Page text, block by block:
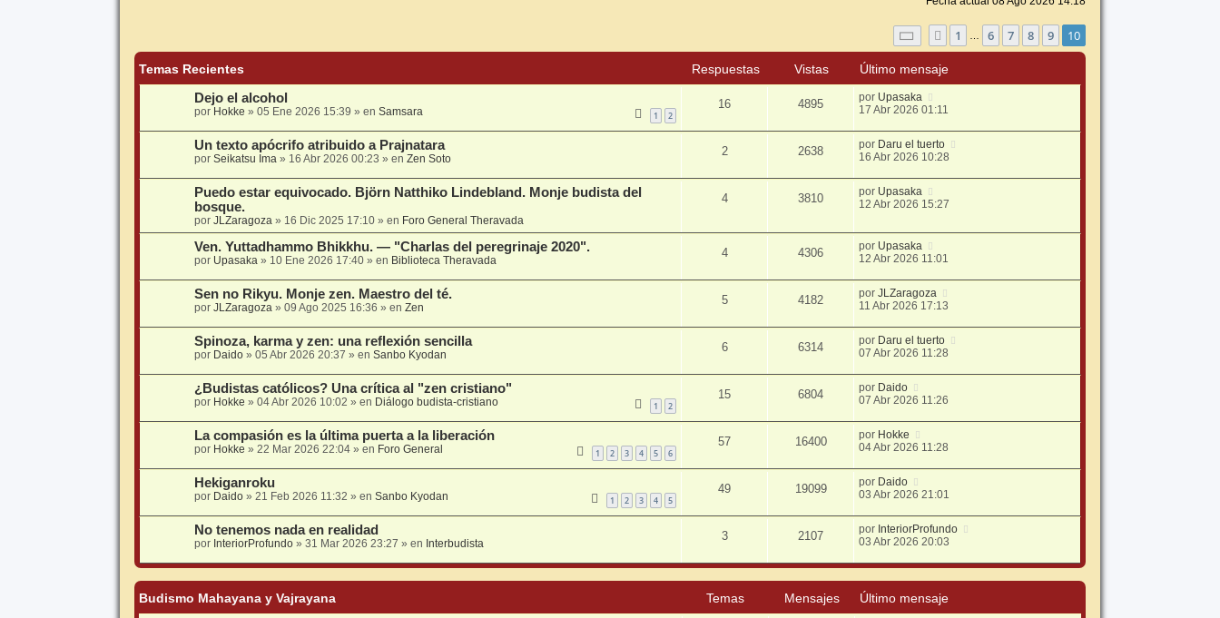
Página10de10
Anterior
1 … 6 7 8 9 10
Temas Recientes Respuestas Vistas
Último mensaje
Dejo el alcohol
1 2
por Hokke » 05 Ene 2026 15:39 » en Samsara
16 4895 por Upasaka
17 Abr 2026 01:11
Un texto apócrifo atribuido a Prajnatara
por Seikatsu Ima» 16 Abr 2026 00:23 » en Zen Soto
2 2638 por Daru el tuerto
16 Abr 2026 10:28
Puedo estar equivocado. Björn Natthiko Lindebland. Monje budista del
bosque.
por JLZaragoza» 16 Dic 2025 17:10 » en Foro General Theravada
4 3810 por Upasaka
12 Abr 2026 15:27
Ven. Yuttadhammo Bhikkhu. — "Charlas del peregrinaje 2020".
por Upasaka» 10 Ene 2026 17:40 » en Biblioteca Theravada
4 4306 por Upasaka
12 Abr 2026 11:01
Sen no Rikyu. Monje zen. Maestro del té.
por JLZaragoza» 09 Ago 2025 16:36 » en Zen
5 4182 porJLZaragoza
11 Abr 2026 17:13
Spinoza, karma y zen: una reflexión sencilla
por Daido» 05 Abr 2026 20:37 » en Sanbo Kyodan
6 6314 por Daru el tuerto
07 Abr 2026 11:28
¿Budistas católicos? Una crítica al "zen cristiano"
1 2
por Hokke » 04 Abr 2026 10:02 » en Diálogo budista-cristiano
15 6804 por Daido
07 Abr 2026 11:26
La compasión es la última puerta a la liberación
1 2 3 4 5 6
por Hokke » 22 Mar 2026 22:04 » en Foro General
57 16400 por Hokke
04 Abr 2026 11:28
Hekiganroku
1 2 3 4 5
por Daido» 21 Feb 2026 11:32 » en Sanbo Kyodan
49 19099 por Daido
03 Abr 2026 21:01
No tenemos nada en realidad
por InteriorProfundo» 31 Mar 2026 23:27 » en Interbudista
3 2107 por InteriorProfundo
03 Abr 2026 20:03
Budismo Mahayana y Vajrayana Temas Mensajes
Último mensaje